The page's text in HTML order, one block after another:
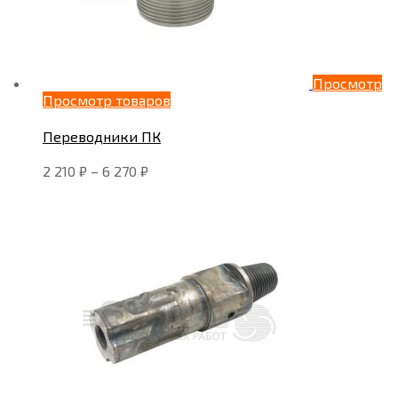
Просмотр
Просмотр товаров
Переводники ПК
2 210 ₽ – 6 270 ₽